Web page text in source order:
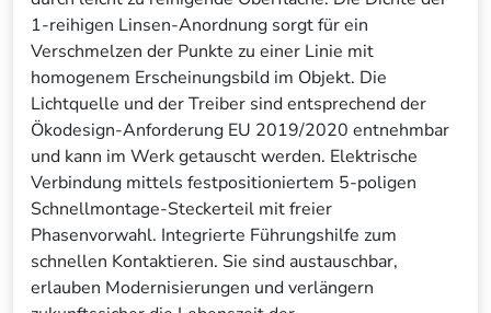
1-reihigen Linsen-Anordnung sorgt für ein
Verschmelzen der Punkte zu einer Linie mit
homogenem Erscheinungsbild im Objekt. Die
Lichtquelle und der Treiber sind entsprechend der
Ökodesign-Anforderung EU 2019/2020 entnehmbar
und kann im Werk getauscht werden. Elektrische
Verbindung mittels festpositioniertem 5-poligen
Schnellmontage-Steckerteil mit freier
Phasenvorwahl. Integrierte Führungshilfe zum
schnellen Kontaktieren. Sie sind austauschbar,
erlauben Modernisierungen und verlängern